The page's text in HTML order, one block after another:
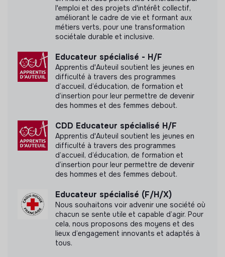
de rencontre et d’engagement
La documentation et la communication seront utilisées
comme des moyens de prolonger les échanges, de
relier les personnes et de faire connaître les initiatives
locales.
Cadre de la mission
Tu participeras à la préparation des actions, à l’accueil
restitution des expériences vécues.
La mission se déroulera principalement à Bordeaux,
avec des interventions régulières dans différents lieux
tiers-lieux
espaces culturels
jardins collectifs
événements citoyens
l'emploi et des projets d'intérêt collectif,
améliorant le cadre de vie et formant aux
métiers verts, pour une transformation
sociétale durable et inclusive.
Educateur spécialisé - H/F
Apprentis d'Auteuil soutient les jeunes en
difficulté à travers des programmes
d’accueil, d’éducation, de formation et
d’insertion pour leur permettre de devenir
des hommes et des femmes debout.
CDD Educateur spécialisé H/F
Apprentis d'Auteuil soutient les jeunes en
difficulté à travers des programmes
d’accueil, d’éducation, de formation et
d’insertion pour leur permettre de devenir
des hommes et des femmes debout.
Educateur spécialisé (F/H/X)
Nous souhaitons voir advenir une société où
chacun se sente utile et capable d’agir. Pour
cela, nous proposons des moyens et des
lieux d’engagement innovants et adaptés à
tous.